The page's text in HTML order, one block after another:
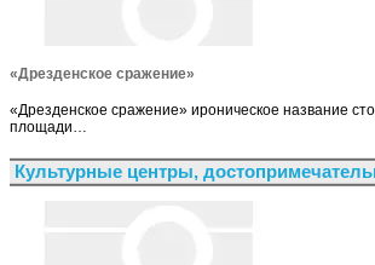
«Дрезденское сражение»
«Дрезденское сражение» ироническое название
площади…
Культурные центры,